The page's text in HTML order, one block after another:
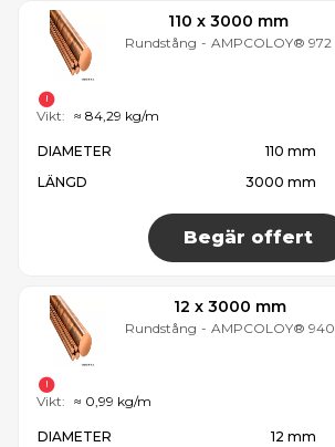
110 x 3000 mm
Rundstång - AMPCOLOY® 972
DIAMETER
110 mm
LÄNGD
3000 mm
Begär offert
Vikt: ≈ 84,29 kg/m
12 x 3000 mm
Rundstång - AMPCOLOY® 940
DIAMETER
12 mm
Vikt: ≈ 0,99 kg/m